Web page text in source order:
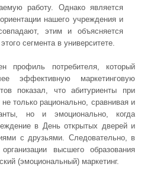
работу. Однако является
нашего учреждения и
этим и объясняется
сегмента в университете.
профиль потребителя, который
эффективную маркетинговую
показал, что абитуриенты при
только рационально, сравнивая и
но и эмоционально, когда
в День открытых дверей и
с друзьями. Следовательно, в
высшего образования
(эмоциональный) маркетинг.